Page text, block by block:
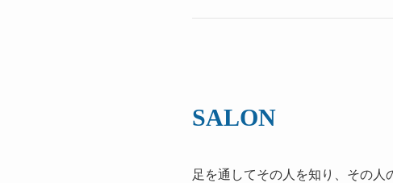
SALON
足を通してその人を知り、その人